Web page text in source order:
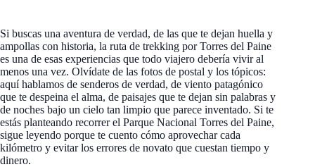
Si buscas una aventura de verdad, de las que te dejan huella y
ampollas con historia, la ruta de trekking por Torres del Paine
es una de esas experiencias que todo viajero debería vivir al
menos una vez. Olvídate de las fotos de postal y los tópicos:
aquí hablamos de senderos de verdad, de viento patagónico
que te despeina el alma, de paisajes que te dejan sin palabras y
de noches bajo un cielo tan limpio que parece inventado. Si te
estás planteando recorrer el Parque Nacional Torres del Paine,
sigue leyendo porque te cuento cómo aprovechar cada
kilómetro y evitar los errores de novato que cuestan tiempo y
dinero.